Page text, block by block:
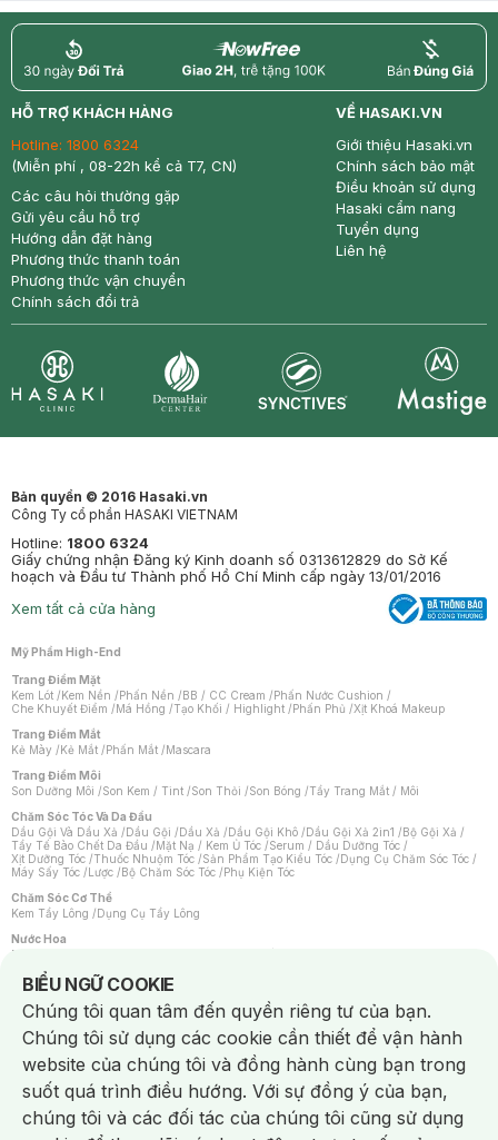
return nowfree price
HỖ TRỢ KHÁCH HÀNG
Hotline: 1800 6324
(Miễn phí , 08-22h kể cả T7, CN)
Các câu hỏi thường gặp
Gửi yêu cầu hỗ trợ
Hướng dẫn đặt hàng
Phương thức thanh toán
Phương thức vận chuyển
Chính sách đổi trả
VỀ HASAKI.VN
Giới thiệu Hasaki.vn
Chính sách bảo mật
Điều khoản sử dụng
Hasaki cẩm nang
Tuyển dụng
Liên hệ
Bản quyền © 2016 Hasaki.vn
Công Ty cổ phần HASAKI VIETNAM
Hotline: 1800 6324
Giấy chứng nhận Đăng ký Kinh doanh số 0313612829 do Sở Kế
hoạch và Đầu tư Thành phố Hồ Chí Minh cấp ngày 13/01/2016
Xem tất cả cửa hàng
Mỹ Phẩm High-End
Trang Điểm Mặt
Kem Lót /Kem Nền /Phấn Nền /BB / CC Cream /Phấn Nước Cushion /
Che Khuyết Điểm /Má Hồng /Tạo Khối / Highlight /Phấn Phủ /Xịt Khoá Makeup
Trang Điểm Mắt
Kẻ Mày /Kẻ Mắt /Phấn Mắt /Mascara
Trang Điểm Môi
Son Dưỡng Môi /Son Kem / Tint /Son Thỏi /Son Bóng /Tẩy Trang Mắt / Môi
Chăm Sóc Tóc Và Da Đầu
Dầu Gội Và Dầu Xả /Dầu Gội /Dầu Xả /Dầu Gội Khô /Dầu Gội Xả 2in1 /Bộ Gội Xả /
Tẩy Tế Bào Chết Da Đầu /Mặt Nạ / Kem Ủ Tóc /Serum / Dầu Dưỡng Tóc /
Xịt Dưỡng Tóc /Thuốc Nhuộm Tóc /Sản Phẩm Tạo Kiểu Tóc /Dụng Cụ Chăm Sóc Tóc /
Máy Sấy Tóc /Lược /Bộ Chăm Sóc Tóc /Phụ Kiện Tóc
Chăm Sóc Cơ Thể
Kem Tẩy Lông /Dụng Cụ Tẩy Lông
Nước Hoa
Nước Hoa Nữ
Chăm Sóc Cá Nhân
Chống Muỗi /Khẩu Trang /Máy Massage/Mặt Nạ Xông Hơi /Nước Rửa Tay/
Sản Phẩm Chăm Sóc Khác /Bàn Chải Đánh Răng /Bàn Chải Điện/
Hỗ Trợ Trắng Răng/Kem Đánh Răng /Máy Tăm Nước/ Nước Súc Miệng/
Tăm / Chỉ Nha Khoa/ Xịt Thơm Miệng / Dung Dịch Vệ Sinh/Dưỡng Vùng Kín/
Khăn Ướt Vệ Sinh Vùng Kín/Băng Vệ Sinh/Tampon/Bọt Cạo Râu /Dao Cạo Râu/
Máy Cạo Râu
Vấn Đề Về Da
Da Dầu / Lỗ Chân Lông To/ Da Khô / Mất Nước/ Da Lão Hóa/ Da Mụn/
Da Nhạy Cảm / Kích Ứng
Da Xỉn Màu Thâm / Nám / Tàn Nhang
BIỂU NGỮ COOKIE
Notice about cookies usage
Chúng tôi quan tâm đến quyền riêng tư của bạn.
Chúng tôi sử dụng các cookie cần thiết để vận hành
website của chúng tôi và đồng hành cùng bạn trong
suốt quá trình điều hướng. Với sự đồng ý của bạn,
chúng tôi và các đối tác của chúng tôi cũng sử dụng